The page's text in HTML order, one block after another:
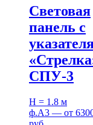
Световая
панель с
СПУ-3
H = 1.8 м
ф.А3 — от